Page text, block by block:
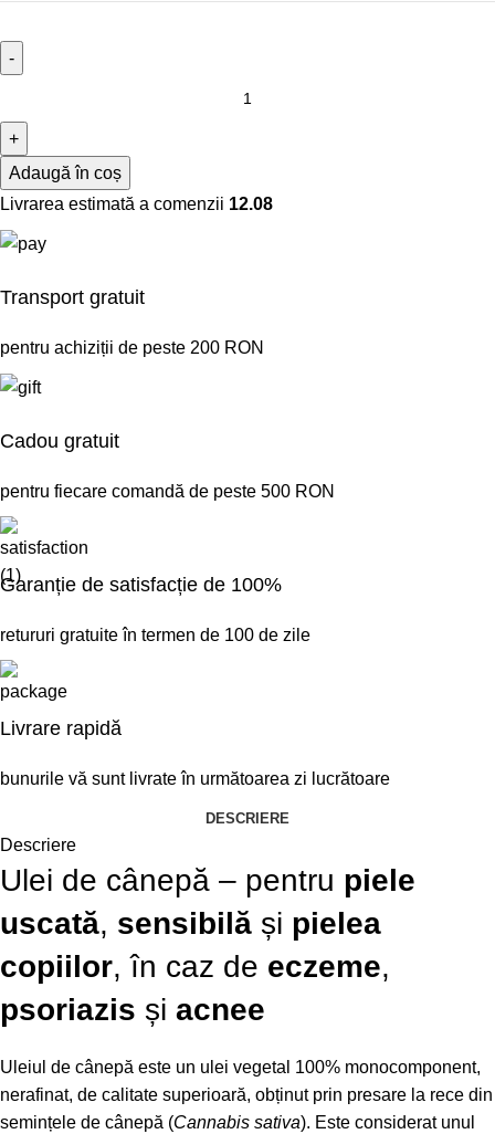
Adaugă în coș
Livrarea estimată a comenzii 12.08
Transport gratuit
pentru achiziții de peste 200 RON
Cadou gratuit
pentru fiecare comandă de peste 500 RON
Garanție de satisfacție de 100%
retururi gratuite în termen de 100 de zile
Livrare rapidă
bunurile vă sunt livrate în următoarea zi lucrătoare
DESCRIERE
Descriere
Ulei de cânepă – pentru piele
uscată, sensibilă și pielea
copiilor, în caz de eczeme,
psoriazis și acnee
Uleiul de cânepă este un ulei vegetal 100% monocomponent,
nerafinat, de calitate superioară, obținut prin presare la rece din
semințele de cânepă (Cannabis sativa). Este considerat unul